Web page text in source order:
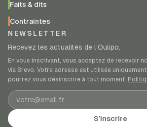
Faits & dits
Contraintes
NEWSLETTER
Recevez les actualités de l’Oulipo.
En vous inscrivant, vous acceptez de recevoir
via Brevo. Votre adresse est utilisée
pourrez vous désinscrire à tout moment.
Adresse e-mail
S’inscrire